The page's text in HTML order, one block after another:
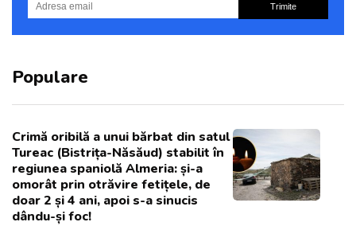
Trimite
Populare
Crimă oribilă a unui bărbat din satul
Tureac (Bistrița-Năsăud) stabilit în
regiunea spaniolă Almeria: și-a
omorât prin otrăvire fetițele, de
doar 2 și 4 ani, apoi s-a sinucis
dându-și foc!